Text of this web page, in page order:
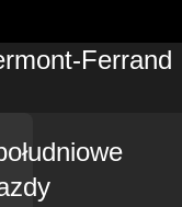
Ferrand